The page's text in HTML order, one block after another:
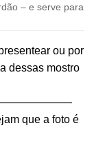
– e serve para
ou por
dessas mostro
que a foto é